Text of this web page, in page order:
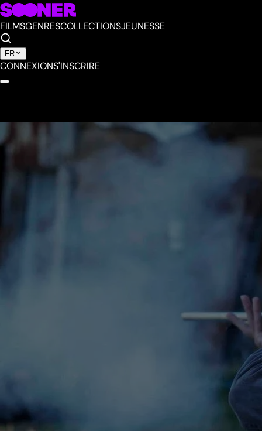
FILMSGENRESCOLLECTIONSJEUNESSE
FR
CONNEXIONS'INSCRIRE